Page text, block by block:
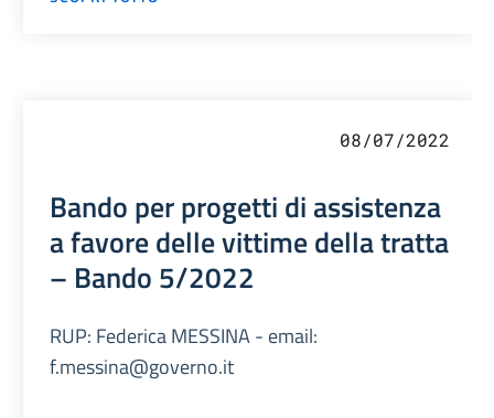
08/07/2022
Bando per progetti di assistenza
a favore delle vittime della tratta
– Bando 5/2022
RUP: Federica MESSINA - email:
f.messina@governo.it